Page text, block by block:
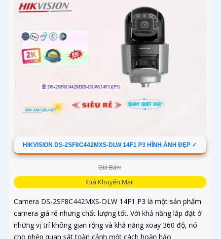
HIKVISION DS-2SF8C442MXS-DLW 14F1 P3 HÌNH ẢNH ĐẸP ✓
Giá Bán:
Giá Khuyến Mại:
Camera DS-2SF8C442MXS-DLW 14F1 P3 là một sản phẩm
camera giá rẻ nhưng chất lượng tốt. Với khả năng lắp đặt ở
những vị trí không gian rộng và khả năng xoay 360 độ, nó
cho phép quan sát toàn cảnh một cách hoàn hảo